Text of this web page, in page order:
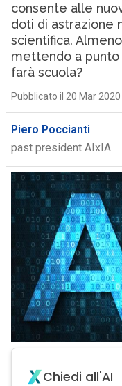
consente alle
doti di astrazione
scientifica.
mettendo a punto
farà scuola?
Pubblicato il 20 Mar 2020
Piero Poccianti
past president AIxIA
Chiedi all'AI